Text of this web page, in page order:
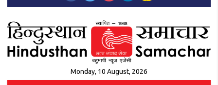
Monday, 10 August, 2026